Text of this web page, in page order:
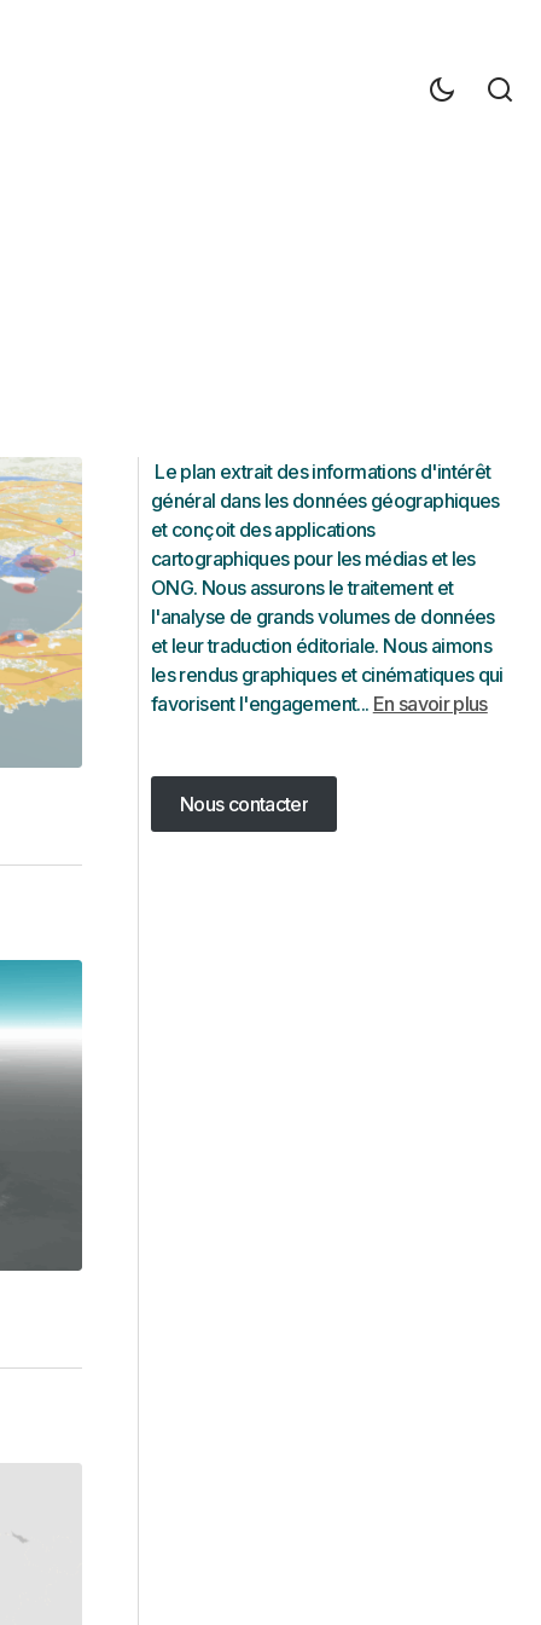
Le plan extrait des informations d'intérêt
général dans les données géographiques
et conçoit des applications
cartographiques pour les médias et les
ONG. Nous assurons le traitement et
l'analyse de grands volumes de données
et leur traduction éditoriale. Nous aimons
les rendus graphiques et cinématiques qui
favorisent l'engagement... En savoir plus
Nous contacter
Nous contacter